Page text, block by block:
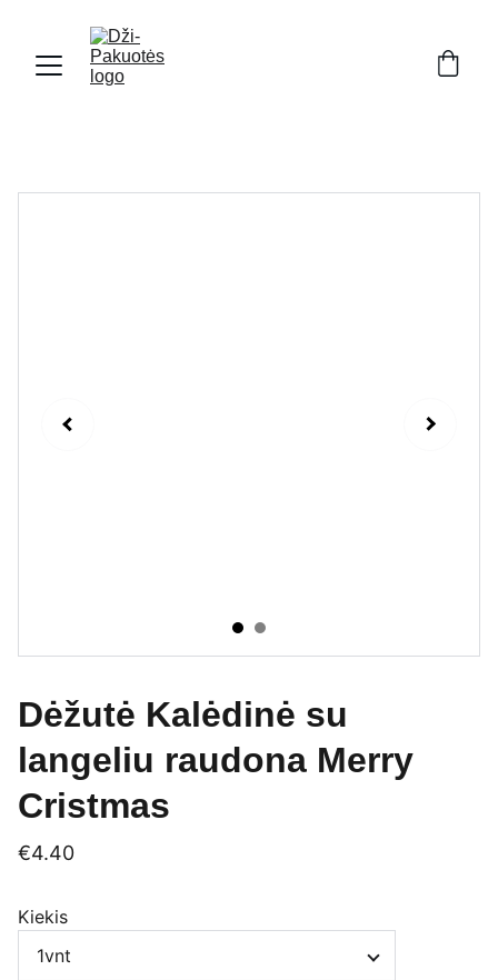
Dėžutė Kalėdinė su
langeliu raudona Merry
Cristmas
€4.40
Kiekis